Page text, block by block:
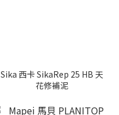
Sika 西卡 SikaRep 25 HB 天
花修補泥